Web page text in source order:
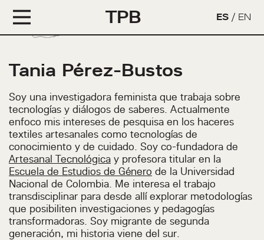
TPB ES / EN
Tania Pérez-Bustos
Soy una investigadora feminista que trabaja sobre
tecnologías y diálogos de saberes. Actualmente
enfoco mis intereses de pesquisa en los haceres
textiles artesanales como tecnologías de
conocimiento y de cuidado. Soy co-fundadora de
Artesanal Tecnológica y profesora titular en la
Escuela de Estudios de Género de la Universidad
Nacional de Colombia. Me interesa el trabajo
transdisciplinar para desde allí explorar metodologías
que posibiliten investigaciones y pedagogías
transformadoras. Soy migrante de segunda
generación, mi historia viene del sur.